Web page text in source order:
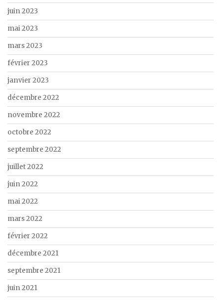
juin 2023
mai 2023
mars 2023
février 2023
janvier 2023
décembre 2022
novembre 2022
octobre 2022
septembre 2022
juillet 2022
juin 2022
mai 2022
mars 2022
février 2022
décembre 2021
septembre 2021
juin 2021